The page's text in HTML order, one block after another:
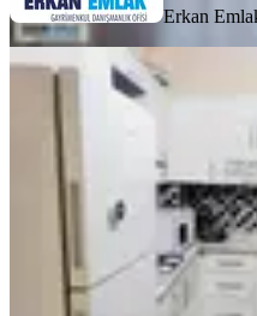
Erkan
İkizler
Civarı
Yeşilyurt,
2+1·120 m²
18.000 ₺
İKİZLER EMLAKEnder